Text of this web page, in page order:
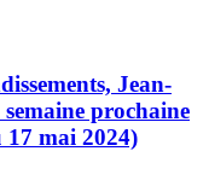
Jean-
prochaine
17 mai 2024)